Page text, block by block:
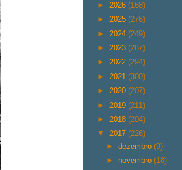
► 2026 (168)
► 2025 (276)
► 2024 (249)
► 2023 (287)
► 2022 (294)
► 2021 (300)
► 2020 (207)
► 2019 (211)
► 2018 (204)
▼ 2017 (226)
►dezembro(9)
► novembro(18)